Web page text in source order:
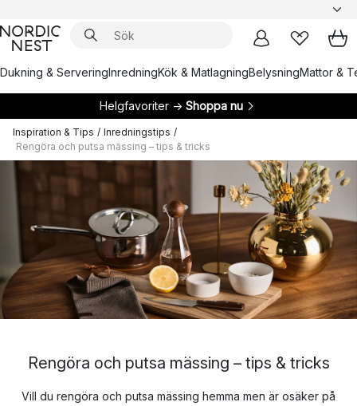
Dukning & ServeringInredningKök & MatlagningBelysningMattor &
Helgfavoriter → Shoppa nu
Inspiration & Tips / Inredningstips /
Rengöra och putsa mässing – tips & tricks
Rengöra och putsa mässing – tips & tricks
Vill du rengöra och putsa mässing hemma men är osäker på